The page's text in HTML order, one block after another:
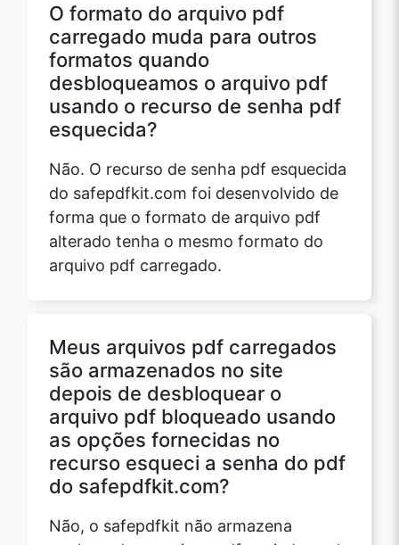
O formato do arquivo pdf
carregado muda para outros
formatos quando
desbloqueamos o arquivo pdf
usando o recurso de senha pdf
esquecida?
Não. O recurso de senha pdf esquecida
do safepdfkit.com foi desenvolvido de
forma que o formato de arquivo pdf
alterado tenha o mesmo formato do
arquivo pdf carregado.
Meus arquivos pdf carregados
são armazenados no site
depois de desbloquear o
arquivo pdf bloqueado usando
as opções fornecidas no
recurso esqueci a senha do pdf
do safepdfkit.com?
Não, o safepdfkit não armazena